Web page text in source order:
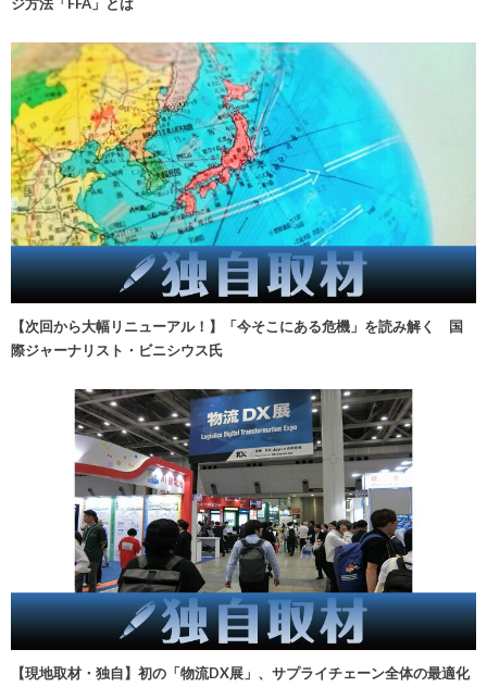
【次回から大幅リニューアル！】「今そこにある危機」を読み解く 国
際ジャーナリスト・ビニシウス氏
【現地取材・独自】初の「物流DX展」、サプライチェーン全体の最適化